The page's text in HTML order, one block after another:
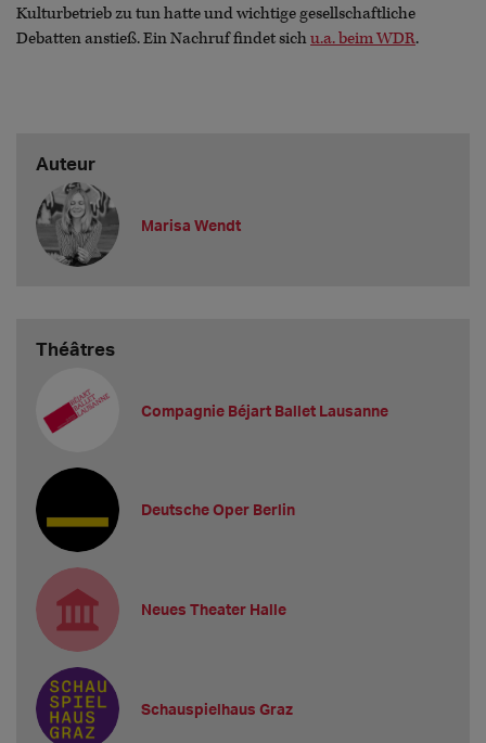
Kulturbetrieb zu tun hatte und wichtige gesellschaftliche
Debatten anstieß. Ein Nachruf findet sichu.a. beim WDR.
Auteur
Marisa Wendt
Théâtres
Compagnie Béjart Ballet Lausanne
Deutsche Oper Berlin
Neues Theater Halle
Schauspielhaus Graz